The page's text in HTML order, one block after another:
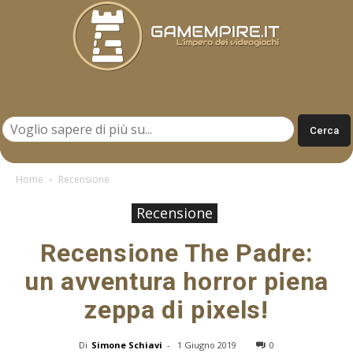
Home Recensione
Recensione
Recensione The Padre:
un avventura horror piena
zeppa di pixels!
Di Simone Schiavi - 1 Giugno 2019 0